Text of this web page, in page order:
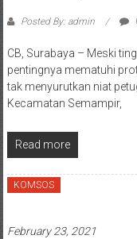
Posted By: admin
CB, Surabaya – Meski
pentingnya mematuhi
tak menyurutkan niat
Kecamatan Semampir,
Read more
KOMSOS
February 23, 2021